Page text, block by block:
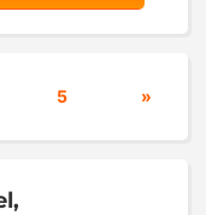
5 »